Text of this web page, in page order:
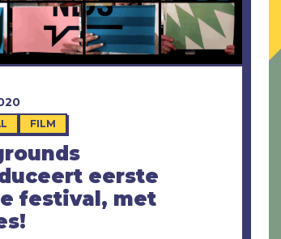
eerste
festival, met
FILM